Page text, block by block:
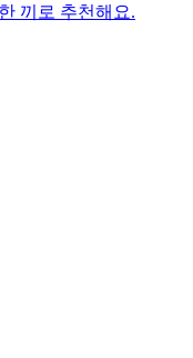
끼로 추천해요.